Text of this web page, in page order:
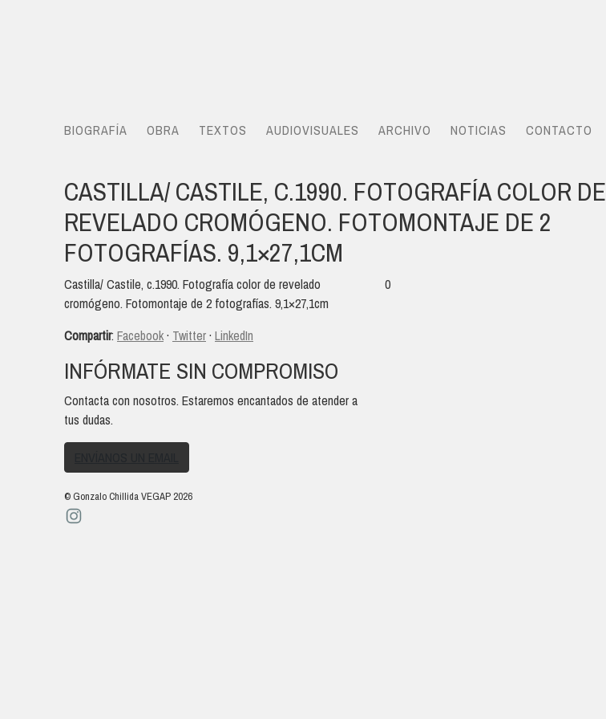
BIOGRAFÍA OBRA TEXTOS AUDIOVISUALES ARCHIVO NOTICIAS CONTACTO
CASTILLA/ CASTILE, C.1990. FOTOGRAFÍA COLOR DE
REVELADO CROMÓGENO. FOTOMONTAJE DE 2
FOTOGRAFÍAS. 9,1×27,1CM
Castilla/ Castile, c.1990. Fotografía color de revelado
cromógeno. Fotomontaje de 2 fotografías. 9,1×27,1cm
Compartir: Facebook· Twitter· LinkedIn
INFÓRMATE SIN COMPROMISO
Contacta con nosotros. Estaremos encantados de atender a
tus dudas.
0
© Gonzalo Chillida VEGAP 2026